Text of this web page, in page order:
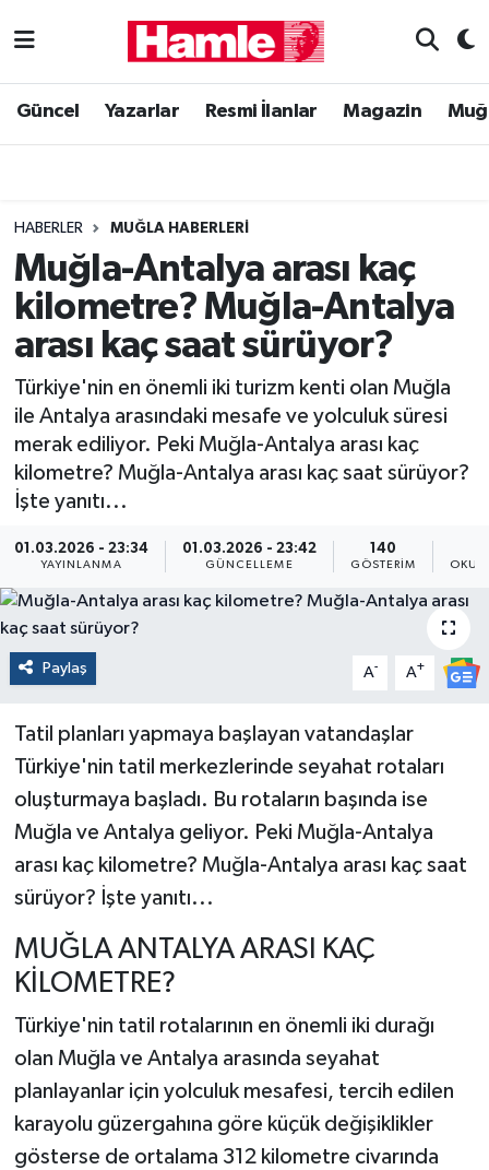
Güncel Yazarlar Resmi İlanlar Magazin
HABERLER MUĞLA HABERLERI
Muğla-Antalya arası kaç
kilometre? Muğla-Antalya
arası kaç saat sürüyor?
Türkiye'nin en önemli iki turizm kenti olan Muğla
ile Antalya arasındaki mesafe ve yolculuk süresi
merak ediliyor. Peki Muğla-Antalya arası kaç
kilometre? Muğla-Antalya arası kaç saat sürüyor?
İşte yanıtı...
01.03.2026 - 23:34
YAYINLANMA
01.03.2026 - 23:42
GÜNCELLEME
140
GÖSTERIM
Paylaş A- A+
Tatil planları yapmaya başlayan vatandaşlar
Türkiye'nin tatil merkezlerinde seyahat rotaları
oluşturmaya başladı. Bu rotaların başında ise
Muğla ve Antalya geliyor. Peki Muğla-Antalya
arası kaç kilometre? Muğla-Antalya arası kaç saat
sürüyor? İşte yanıtı...
MUĞLA ANTALYA ARASI KAÇ
KİLOMETRE?
Türkiye'nin tatil rotalarının en önemli iki durağı
olan Muğla ve Antalya arasında seyahat
planlayanlar için yolculuk mesafesi, tercih edilen
karayolu güzergahına göre küçük değişiklikler
gösterse de ortalama 312 kilometre civarında
Güncel
Magazin
Muğla Haber
Siyaset
Muğla Nöbetçi Eczaneler
Muğla Trafik Yoğunluk Haritası
Süper Lig Puan Durumu ve Fikstür
Tüm Manşetler
Son Dakika Haberleri
Haber Arşivi